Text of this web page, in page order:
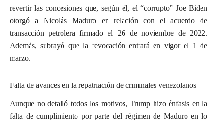
revertir las concesiones que, según él, el “corrupto” Joe Biden
otorgó a Nicolás Maduro en relación con el acuerdo de
transacción petrolera firmado el 26 de noviembre de 2022.
Además, subrayó que la revocación entrará en vigor el 1 de
marzo.
Falta de avances en la repatriación de criminales venezolanos
Aunque no detalló todos los motivos, Trump hizo énfasis en la
falta de cumplimiento por parte del régimen de Maduro en lo